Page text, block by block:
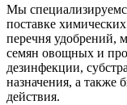
Мы
поставке
перечня удобрений,
семян овощных и
дезинфекции,
назначения, а также
действия.